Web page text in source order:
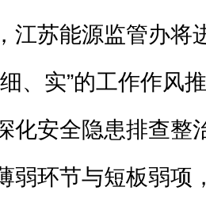
江苏能源监管办将
、实”的工作作风
化安全隐患排查整
弱环节与短板弱项